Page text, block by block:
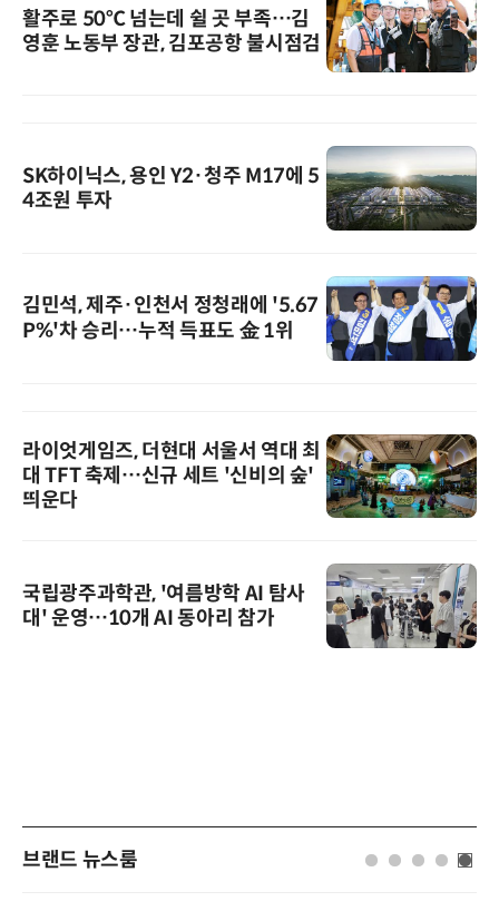
활주로 50℃ 넘는데 쉴 곳 부족…김
영훈 노동부 장관, 김포공항 불시점검
SK하이닉스, 용인 Y2·청주 M17에 5
4조원 투자
김민석, 제주·인천서 정청래에 '5.67
P%'차 승리…누적 득표도 金 1위
라이엇게임즈, 더현대 서울서 역대 최
대 TFT 축제…신규 세트 '신비의 숲'
띄운다
국립광주과학관, '여름방학 AI 탐사
대' 운영…10개 AI 동아리 참가
브랜드 뉴스룸